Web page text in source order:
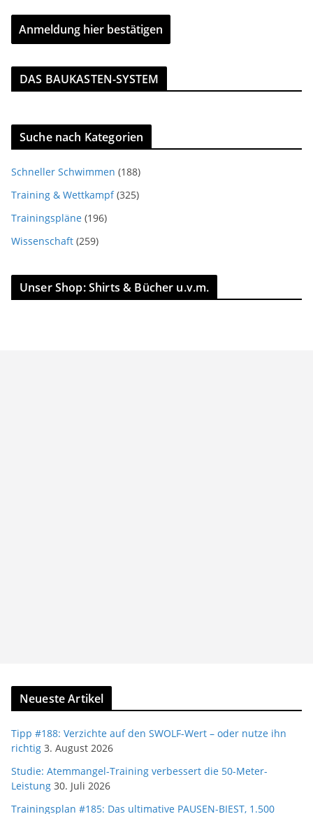
DAS BAUKASTEN-SYSTEM
Suche nach Kategorien
Schneller Schwimmen (188)
Training & Wettkampf(325)
Trainingspläne (196)
Wissenschaft (259)
Unser Shop: Shirts & Bücher u.v.m.
Neueste Artikel
Tipp #188: Verzichte auf den SWOLF-Wert – oder nutze ihn
richtig 3. August 2026
Studie: Atemmangel-Training verbessert die 50-Meter-
Leistung 30. Juli 2026
Trainingsplan #185: Das ultimative PAUSEN-BIEST, 1.500